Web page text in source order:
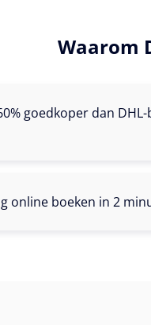
Waarom
goedkoper dan
online boeken in 2